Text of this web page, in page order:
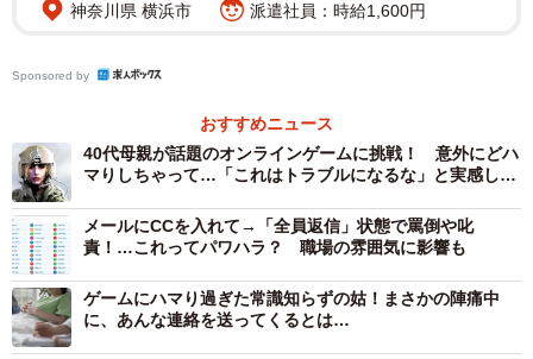
潜んでいることはご存知かと思います。とくに、Twitterや
ニティのなかだけで書き込みをしていると思いがち。で
も、そのなかで個人が特定できるような要素を含んだ投稿
をしてしまうと、実際は全世界の人が見ることができる設
定になっていて、個人が特定されてしまう可能性がありま
す。
１） ゲーム内でボイチャ（ボイスチャット）をしている
時
神奈川県 横浜市
派遣社員：時給1,600円
Sponsored by
おすすめニュース
40代母親が話題のオンラインゲームに挑戦！ 意外にどハ
マりしちゃって…「これはトラブルになるな」と実感した
メールにCCを入れて→「全員返信」状態で罵倒や叱
責！…これってパワハラ？ 職場の雰囲気に影響も
ゲームにハマり過ぎた常識知らずの姑！まさかの陣痛中
に、あんな連絡を送ってくるとは…